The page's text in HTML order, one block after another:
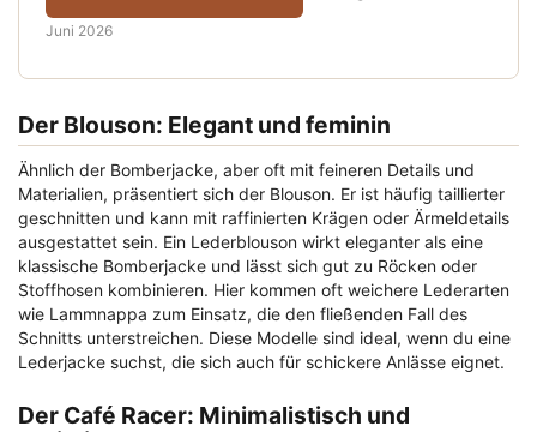
Juni 2026
Der Blouson: Elegant und feminin
Ähnlich der Bomberjacke, aber oft mit feineren Details und
Materialien, präsentiert sich der Blouson. Er ist häufig taillierter
geschnitten und kann mit raffinierten Krägen oder Ärmeldetails
ausgestattet sein. Ein Lederblouson wirkt eleganter als eine
klassische Bomberjacke und lässt sich gut zu Röcken oder
Stoffhosen kombinieren. Hier kommen oft weichere Lederarten
wie Lammnappa zum Einsatz, die den fließenden Fall des
Schnitts unterstreichen. Diese Modelle sind ideal, wenn du eine
Lederjacke suchst, die sich auch für schickere Anlässe eignet.
Der Café Racer: Minimalistisch und